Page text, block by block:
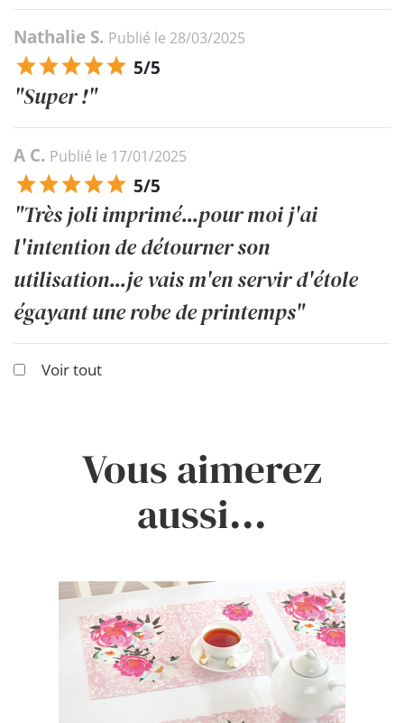
Nathalie S. Publié le 28/03/2025
5/5
"Super !"
A C. Publié le 17/01/2025
5/5
"Très joli imprimé...pour moi j'ai
l'intention de détourner son
utilisation...je vais m'en servir d'étole
égayant une robe de printemps"
Voir tout
Vous aimerez
aussi...